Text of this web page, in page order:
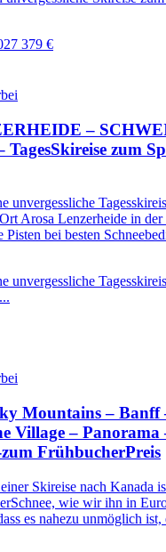
379 €
–
TagesSkireise zum
unvergessliche
Arosa Lenzerheide in
bei besten
unvergessliche
Mountains – Banff
Village – Panorama
FrühbucherPreis
Skireise nach Kanada
wie wir ihn in
es nahezu unmöglich ist,